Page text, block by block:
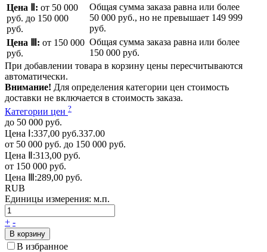
Цена Ⅱ: от 50 000
руб. до 150 000
руб.
Общая сумма заказа равна или более
50 000 руб., но не превышает 149 999
руб.
Цена Ⅲ: от 150 000
руб.
Общая сумма заказа равна или более
150 000 руб.
При добавлении товара в корзину цены пересчитываются
автоматически.
Внимание! Для определения категории цен стоимость
доставки не включается в стоимость заказа.
Категории цен ?
до 50 000 руб.
Цена Ⅰ:337,00 руб.337.00
от 50 000 руб. до 150 000 руб.
Цена Ⅱ:313,00 руб.
от 150 000 руб.
Цена Ⅲ:289,00 руб.
RUB
Единицы измерения: м.п.
+ -
В корзину
В избранное